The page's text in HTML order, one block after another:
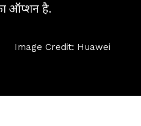
ऑप्शन है.
Image Credit: Huawei